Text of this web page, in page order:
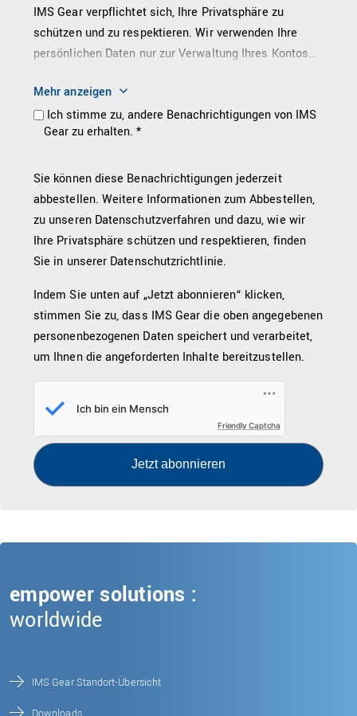
IMS Gear verpflichtet sich, Ihre Privatsphäre zu
schützen und zu respektieren. Wir verwenden Ihre
persönlichen Daten nur zur Verwaltung Ihres Kontos
Produkte und Dienstleistungen. Von Zeit zu Zeit
möchten wir Sie über unsere Produkte und
Dienstleistungen sowie andere Inhalte, die für Sie von
einverstanden sind, dass wir Sie zu diesem Zweck
kontaktieren, geben Sie bitte unten an, wie Sie von uns
kontaktiert werden möchten:
Mehr anzeigen
Ich stimme zu, andere Benachrichtigungen von IMS
Gear zu erhalten. *
Sie können diese Benachrichtigungen jederzeit
abbestellen. Weitere Informationen zum Abbestellen,
zu unseren Datenschutzverfahren und dazu, wie wir
Ihre Privatsphäre schützen und respektieren, finden
Sie in unserer Datenschutzrichtlinie.
Indem Sie unten auf „Jetzt abonnieren“ klicken,
stimmen Sie zu, dass IMS Gear die oben angegebenen
personenbezogenen Daten speichert und verarbeitet,
um Ihnen die angeforderten Inhalte bereitzustellen.
Friendly Captcha
Jetzt abonnieren
empower solutions :
worldwide
IMS Gear Standort-Übersicht